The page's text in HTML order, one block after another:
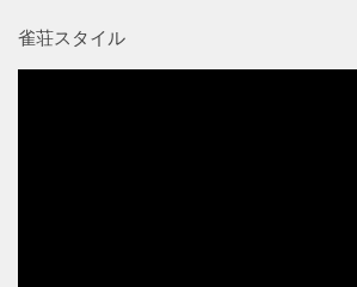
雀荘スタイル